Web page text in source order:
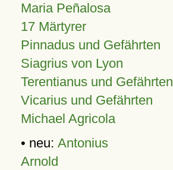
Maria Peñalosa
17 Märtyrer
Pinnadus und Gefährten
Siagrius von Lyon
Terentianus und Gefährten
Vicarius und Gefährten
Michael Agricola
• neu: Antonius
Arnold